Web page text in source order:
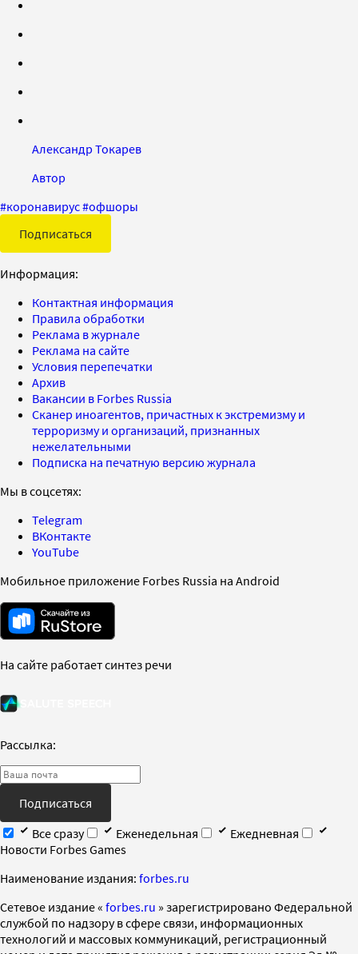
Александр Токарев
Автор
#коронавирус#офшоры
Подписаться
Информация:
Контактная информация
Правила обработки
Реклама в журнале
Реклама на сайте
Условия перепечатки
Архив
Вакансии в Forbes Russia
Сканер иноагентов, причастных к экстремизму и
терроризму и организаций, признанных
нежелательными
Подписка на печатную версию журнала
Мы в соцсетях:
Telegram
ВКонтакте
YouTube
Мобильное приложение Forbes Russia на Android
На сайте работает синтез речи
Рассылка:
Подписаться
Все сразу
Еженедельная
Ежедневная
Новости Forbes Games
Наименование издания: forbes.ru
Cетевое издание « forbes.ru » зарегистрировано Федеральной
службой по надзору в сфере связи, информационных
технологий и массовых коммуникаций, регистрационный